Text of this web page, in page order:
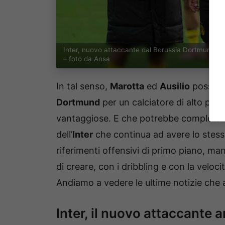
Inter, nuovo attaccante dal Borussia Dortmund
– foto da Ansa
In tal senso, Marotta ed Ausilio
Dortmund per un calciatore di alto
vantaggiose. E che potrebbe
dell’Inter che continua ad avere lo
riferimenti offensivi di primo piano,
di creare, con i dribbling e con la
Andiamo a vedere le ultime notizie che
Inter, il nuovo attaccante